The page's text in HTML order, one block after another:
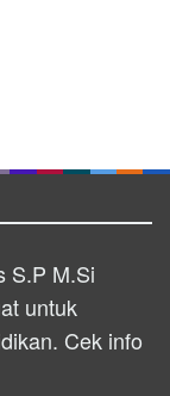
S.P M.Si
untuk
Cek info